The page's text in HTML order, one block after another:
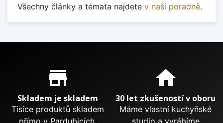
Všechny články a témata najdete v naší poradně.
Proč nakupovat u nás?
store_mall_directory
Skladem je skladem
Tisíce produktů skladem
přímo v Pardubicích.
home
30 let zkušeností v oboru
Máme vlastní kuchyňské
studio a vyrábíme